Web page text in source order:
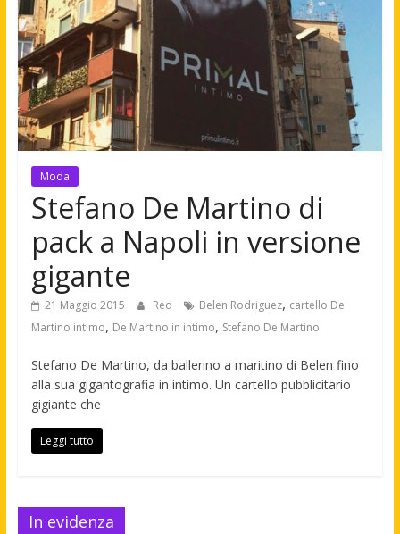
Moda
Stefano De Martino di
pack a Napoli in versione
gigante
21 Maggio 2015 Red Belen Rodriguez, cartello De
Martino intimo, De Martino in intimo, Stefano De Martino
Stefano De Martino, da ballerino a maritino di Belen fino
alla sua gigantografia in intimo. Un cartello pubblicitario
gigiante che
Leggi tutto
In evidenza